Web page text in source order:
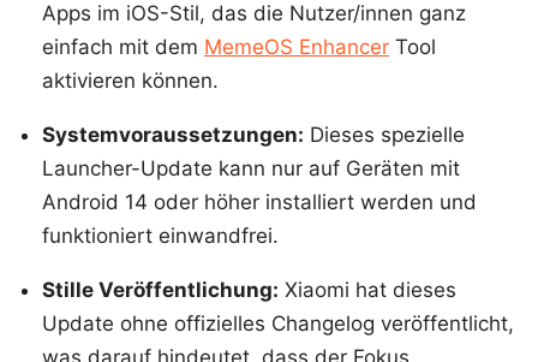
Apps im iOS-Stil, das die Nutzer/innen ganz
einfach mit dem MemeOS Enhancer Tool
aktivieren können.
Systemvoraussetzungen: Dieses spezielle
Launcher-Update kann nur auf Geräten mit
Android 14 oder höher installiert werden und
funktioniert einwandfrei.
Stille Veröffentlichung: Xiaomi hat dieses
Update ohne offizielles Changelog veröffentlicht,